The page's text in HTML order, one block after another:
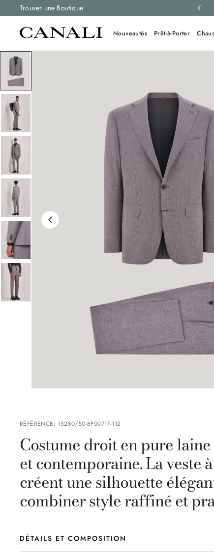
Trouver une Boutique
gratuits sur toutes les commandes.
Nouveautés Prêt-à-Porter
RÉFÉRENCE: 15280/50-BF00717-112
Costume droit en pure
et contemporaine. La veste
créent une silhouette
combiner style raffiné et
DÉTAILS ET COMPOSITION